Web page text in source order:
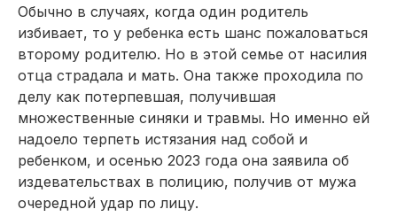
Обычно в случаях, когда один родитель
избивает, то у ребенка есть шанс пожаловаться
второму родителю. Но в этой семье от насилия
отца страдала и мать. Она также проходила по
делу как потерпевшая, получившая
множественные синяки и травмы. Но именно ей
надоело терпеть истязания над собой и
ребенком, и осенью 2023 года она заявила об
издевательствах в полицию, получив от мужа
очередной удар по лицу.